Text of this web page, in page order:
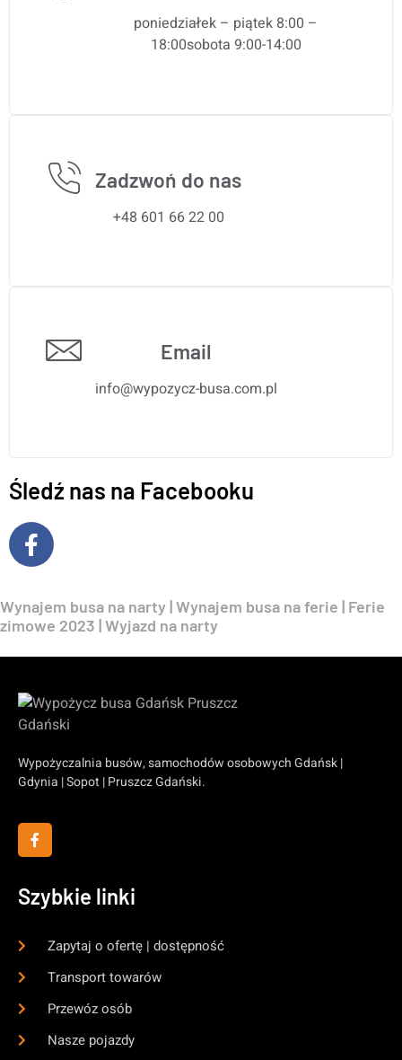
poniedziałek – piątek 8:00 –
18:00sobota 9:00-14:00
Zadzwoń do nas
+48 601 66 22 00
Email
info@wypozycz-busa.com.pl
Śledź nas na Facebooku
Wynajem busa na narty | Wynajem busa na ferie | Ferie
zimowe 2023 | Wyjazd na narty
Wypożyczalnia busów, samochodów osobowych Gdańsk |
Gdynia | Sopot | Pruszcz Gdański.
Szybkie linki
Zapytaj o ofertę | dostępność
Transport towarów
Przewóz osób
Nasze pojazdy